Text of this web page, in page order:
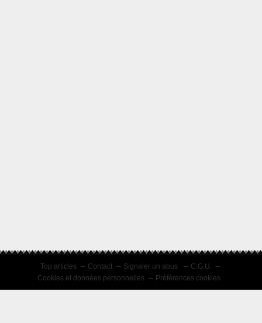
Top articles Contact Signaler un abus
C.G.U.
Cookies et données personnelles
Préférences cookies